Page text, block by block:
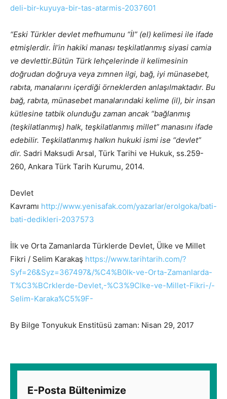
deli-bir-kuyuya-bir-tas-atarmis-2037601
“Eski Türkler devlet mefhumunu “İl” (el) kelimesi ile ifade
etmişlerdir. İl’in hakiki manası teşkilatlanmış siyasi camia
ve devlettir.Bütün Türk lehçelerinde il kelimesinin
doğrudan doğruya veya zımnen ilgi, bağ, iyi münasebet,
rabıta, manalarını içerdiği örneklerden anlaşılmaktadır. Bu
bağ, rabıta, münasebet manalarındaki kelime (il), bir insan
kütlesine tatbik olunduğu zaman ancak “bağlanmış
(teşkilatlanmış) halk, teşkilatlanmış millet” manasını ifade
edebilir. Teşkilatlanmış halkın hukuki ismi ise “devlet”
dir. Sadri Maksudi Arsal, Türk Tarihi ve Hukuk, ss.259-
260, Ankara Türk Tarih Kurumu, 2014.
Devlet
Kavramı http://www.yenisafak.com/yazarlar/erolgoka/bati-
bati-dedikleri-2037573
İlk ve Orta Zamanlarda Türklerde Devlet, Ülke ve Millet
Fikri / Selim Karakaş https://www.tarihtarih.com/?
Syf=26&Syz=367497&/%C4%B0lk-ve-Orta-Zamanlarda-
T%C3%BCrklerde-Devlet,-%C3%9Clke-ve-Millet-Fikri-/-
Selim-Karaka%C5%9F-
By Bilge Tonyukuk Enstitüsü zaman: Nisan 29, 2017
E-Posta Bültenimize